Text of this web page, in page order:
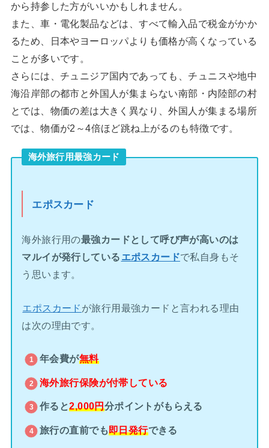
から持参した方がいいかもしれません。
また、車・電化製品などは、すべて輸入品で税金がかか
るため、日本やヨーロッパよりも価格が高くなっている
ことが多いです。
さらには、チュニジア国内であっても、チュニスや地中
海沿岸部の都市と外国人が集まらない南部・内陸部の村
とでは、物価の差は大きく異なり、外国人が集まる場所
では、物価が2～4倍ほど跳ね上がるのも特徴です。
海外旅行用最強カード
エポスカード
海外旅行用の最強カードとして呼び声が高いのは
マルイが発行している エポスカードで私自身もそ
う思います。
エポスカード が旅行用最強カードと言われる理由
は次の理由です。
年会費が無料
海外旅行保険が付帯している
作ると2,000円分ポイントがもらえる
旅行の直前でも即日発行できる